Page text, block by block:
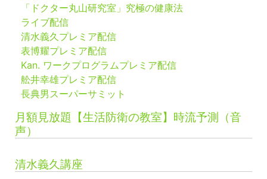
「ドクター丸山研究室」究極の健康法
ライブ配信
清水義久プレミア配信
表博耀プレミア配信
Kan. ワークプログラムプレミア配信
舩井幸雄プレミア配信
長典男スーパーサミット
月額見放題【生活防衛の教室】時流予測（音
声）
清水義久講座